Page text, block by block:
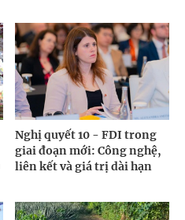
Nghị quyết 10 - FDI trong
giai đoạn mới: Công nghệ,
liên kết và giá trị dài hạn